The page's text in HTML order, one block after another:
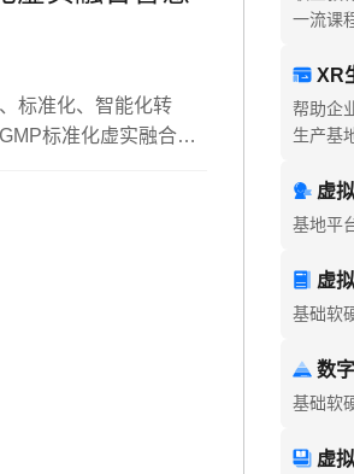
产业前沿“零时差”。
标准化、智能化转
标准化虚实融合智
一流课
XR
帮助企
生产基
虚
基地平
虚
基础软
数
基础软
虚